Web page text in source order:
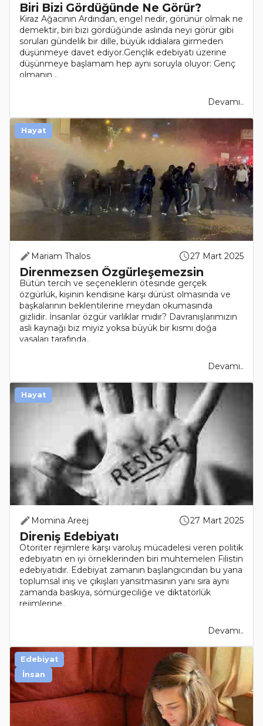
Biri Bizi Gördüğünde Ne Görür?
Kiraz Ağacının Ardından, engel nedir, görünür olmak ne
demektir, biri bizi gördüğünde aslında neyi görür gibi
soruları gündelik bir dille, büyük iddialara girmeden
düşünmeye davet ediyor.Gençlik edebiyatı üzerine
düşünmeye başlamam hep aynı soruyla oluyor: Genç
olmanın ..
Devamı..
Mariam Thalos 27 Mart 2025
Direnmezsen Özgürleşemezsin
Bütün tercih ve seçeneklerin ötesinde gerçek
özgürlük, kişinin kendisine karşı dürüst olmasında ve
başkalarının beklentilerine meydan okumasında
gizlidir. İnsanlar özgür varlıklar mıdır? Davranışlarımızın
asli kaynağı biz miyiz yoksa büyük bir kısmı doğa
yasaları tarafında..
Devamı..
Hayat
Momina Areej 27 Mart 2025
Direniş Edebiyatı
Otoriter rejimlere karşı varoluş mücadelesi veren politik
edebiyatın en iyi örneklerinden biri muhtemelen Filistin
edebiyatıdır. Edebiyat zamanın başlangıcından bu yana
toplumsal iniş ve çıkışları yansıtmasının yanı sıra aynı
zamanda baskıya, sömürgeciliğe ve diktatörlük
rejimlerine..
Devamı..
Hayat
Edebiyat
İnsan